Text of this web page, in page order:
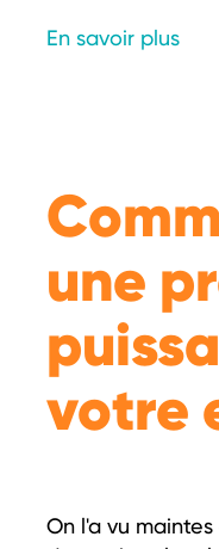
En savoir plus
une
votre
On l'a vu